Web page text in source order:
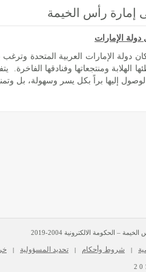
إمارة رأس الخيمة
الإمارات
دولة الإمارات العربية المتحدة
الهلابة ومنتجعاتها وفنادقها
إليها براً بكل يسر وسهولة، بل
الحكومة الالكترونية 2004-2019
| شروط وأحكام | تحديد المسؤولية |
2 0